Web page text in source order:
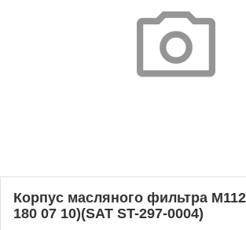
Корпус масляного фильтра
180 07 10)(SAT ST-297-0004)